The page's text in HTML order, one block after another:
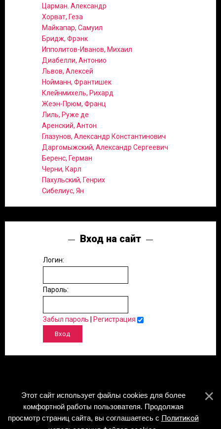
Царман. Александр
Хорват, Геза
Майкапар, Самуил
Бридж, Фрэнк
Ипполитов-Иванов, Михаил
Диабелли, Антонио
Львов, Алексей
Нойманн, Франтишек
Клейнмихель, Рихард
Жеэн-Прюм, Франц
Лиль, Руже де
Аренский, Антон
Глазунов, Александр Константинович
Даргомыжский, Александр Сергеевич
Беренс, Герман
Черни, Карл
Пахульский, Генрих
Сибелиус, Ян
Вход на сайт
Логин:
Пароль:
Забыл пароль Регистрация
Этот сайт использует файлы cookies для более
комфортной работы пользователя. Продолжая
просмотр страниц сайта, вы соглашаетесь с Политикой